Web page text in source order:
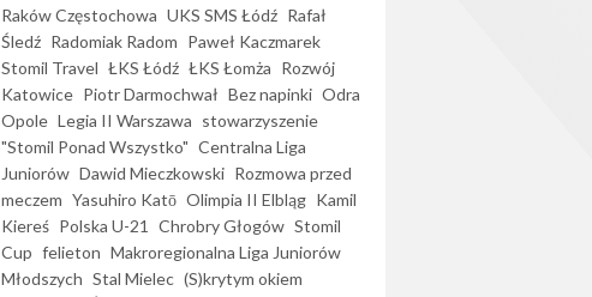
Raków Częstochowa UKS SMS Łódź Rafał
Śledź Radomiak Radom Paweł Kaczmarek
Stomil Travel ŁKS Łódź ŁKS Łomża Rozwój
Katowice Piotr Darmochwał Bez napinki Odra
Opole Legia II Warszawa stowarzyszenie
"Stomil Ponad Wszystko" Centralna Liga
Juniorów Dawid Mieczkowski Rozmowa przed
meczem Yasuhiro Katō Olimpia II Elbląg Kamil
Kiereś Polska U-21 Chrobry Głogów Stomil
Cup felieton Makroregionalna Liga Juniorów
Młodszych Stal Mielec (S)krytym okiem